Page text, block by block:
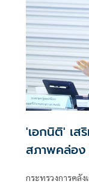
'เอกนิติ' เส
สภาพคล่อง
กระทรวงการคลั